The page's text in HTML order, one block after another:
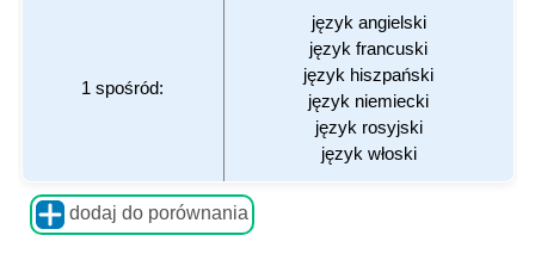
1 spośród:
język angielski
język francuski
język hiszpański
język niemiecki
język rosyjski
język włoski
dodaj do porównania